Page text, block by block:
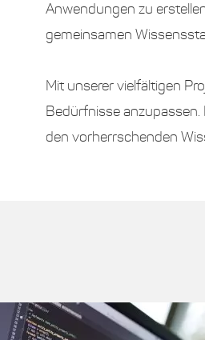
Anwendungen zu
gemeinsamen
Mit unserer vielfältigen
Bedürfnisse
den vorherrschenden